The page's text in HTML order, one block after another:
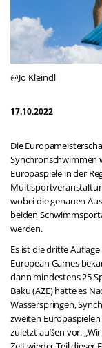
@Jo Kleindl
17.10.2022
Die
Synchronschwimmen
Europaspiele in der
wobei die genauen
beiden
werden.
Es ist die dritte
European Games
dann mindestens 25
Baku (AZE) hatte es
Wasserspringen,
zweiten
zuletzt außen vor.